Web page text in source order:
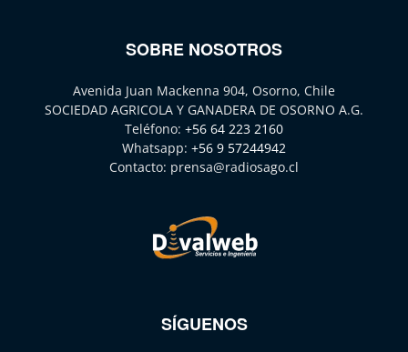
SOBRE NOSOTROS
Avenida Juan Mackenna 904, Osorno, Chile
SOCIEDAD AGRICOLA Y GANADERA DE OSORNO A.G.
Teléfono: +56 64 223 2160
Whatsapp: +56 9 57244942
Contacto: prensa@radiosago.cl
SÍGUENOS